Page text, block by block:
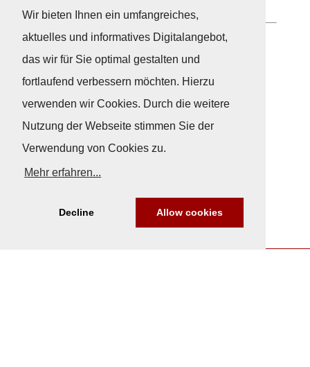
Wir bieten Ihnen ein umfangreiches,
aktuelles und informatives Digitalangebot,
das wir für Sie optimal gestalten und
fortlaufend verbessern möchten. Hierzu
verwenden wir Cookies. Durch die weitere
Nutzung der Webseite stimmen Sie der
Verwendung von Cookies zu.
Mehr erfahren...
Decline Allow cookies